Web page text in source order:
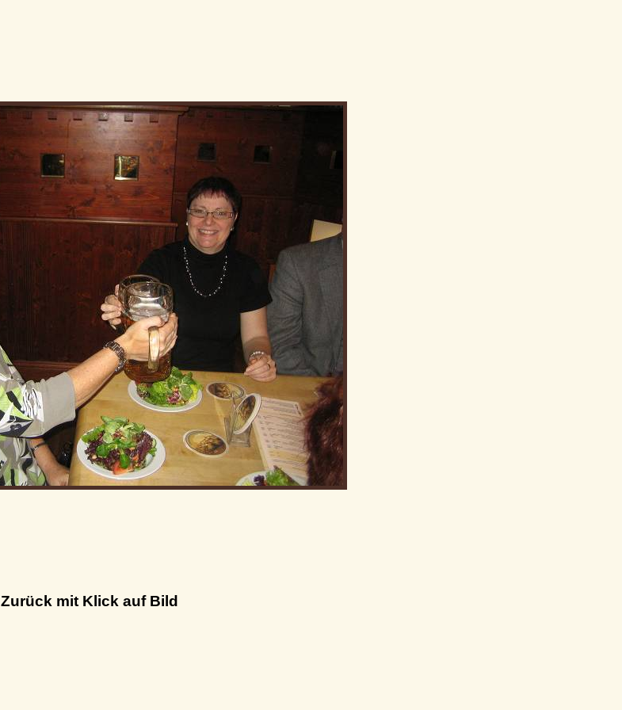
Zurück mit Klick auf Bild